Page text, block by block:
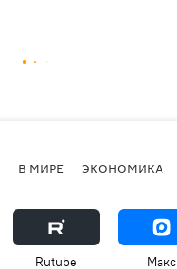
В МИРЕ ЭКОНОМИКА
Rutube Макс